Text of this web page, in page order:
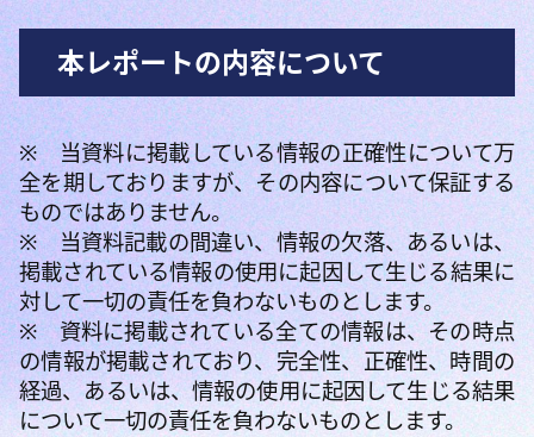
本レポートの内容について
※ 当資料に掲載している情報の正確性について万
全を期しておりますが、その内容について保証する
ものではありません。
※ 当資料記載の間違い、情報の欠落、あるいは、
掲載されている情報の使用に起因して生じる結果に
対して一切の責任を負わないものとします。
※ 資料に掲載されている全ての情報は、その時点
の情報が掲載されており、完全性、正確性、時間の
経過、あるいは、情報の使用に起因して生じる結果
について一切の責任を負わないものとします。